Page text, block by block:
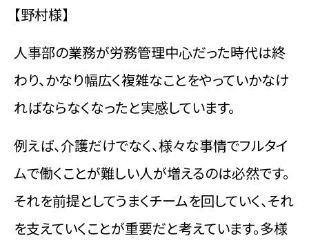
【野村様】
人事部の業務が労務管理中心だった時代は終
わり、かなり幅広く複雑なことをやっていかなけ
ればならなくなったと実感しています。
例えば、介護だけでなく、様々な事情でフルタイ
ムで働くことが難しい人が増えるのは必然です。
それを前提としてうまくチームを回していく、それ
を支えていくことが重要だと考えています。多様